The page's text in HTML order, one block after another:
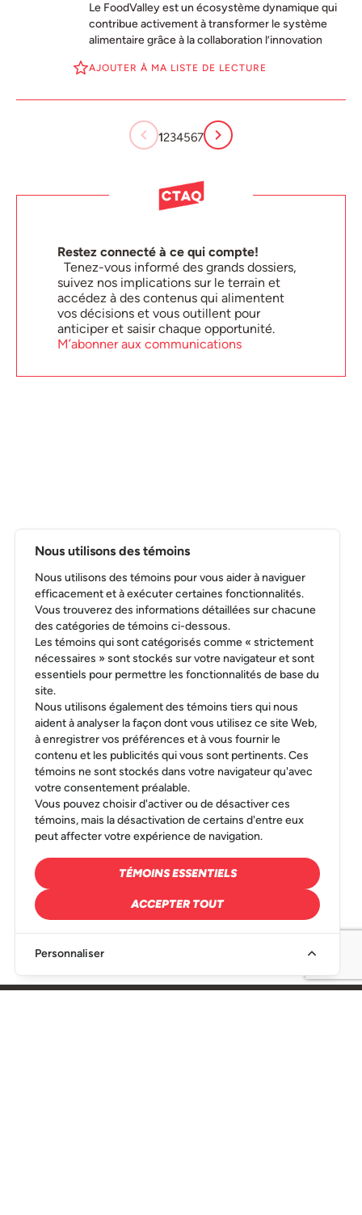
Le FoodValley est un écosystème dynamique qui
contribue activement à transformer le système
alimentaire grâce à la collaboration l’innovation
AJOUTER À MA LISTE DE LECTURE
1234567
Restez connecté à ce qui compte!
Tenez-vous informé des grands dossiers,
suivez nos implications sur le terrain et
accédez à des contenus qui alimentent
vos décisions et vous outillent pour
anticiper et saisir chaque opportunité.
M’abonner aux communications
Nous utilisons des témoins
Nous utilisons des témoins pour vous aider à naviguer
efficacement et à exécuter certaines fonctionnalités.
Vous trouverez des informations détaillées sur chacune
des catégories de témoins ci-dessous.
Les témoins qui sont catégorisés comme « strictement
nécessaires » sont stockés sur votre navigateur et sont
essentiels pour permettre les fonctionnalités de base du
site.
Nous utilisons également des témoins tiers qui nous
aident à analyser la façon dont vous utilisez ce site Web,
à enregistrer vos préférences et à vous fournir le
contenu et les publicités qui vous sont pertinents. Ces
témoins ne sont stockés dans votre navigateur qu'avec
votre consentement préalable.
Vous pouvez choisir d'activer ou de désactiver ces
témoins, mais la désactivation de certains d'entre eux
peut affecter votre expérience de navigation.
TÉMOINS ESSENTIELS
ACCEPTER TOUT
Personnaliser